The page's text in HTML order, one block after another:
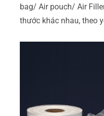
bag/ Air pouch/ Air
thước khác nhau, theo